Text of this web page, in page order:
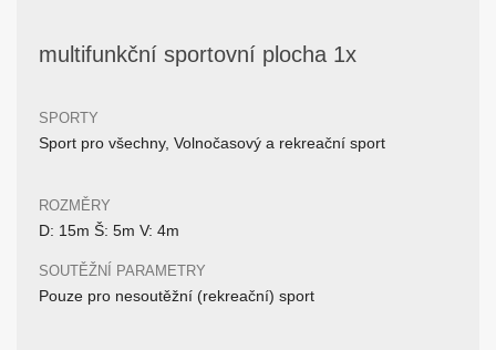
multifunkční sportovní plocha 1x
SPORTY
Sport pro všechny, Volnočasový a rekreační sport
ROZMĚRY
D: 15m Š: 5m V: 4m
SOUTĚŽNÍ PARAMETRY
Pouze pro nesoutěžní (rekreační) sport